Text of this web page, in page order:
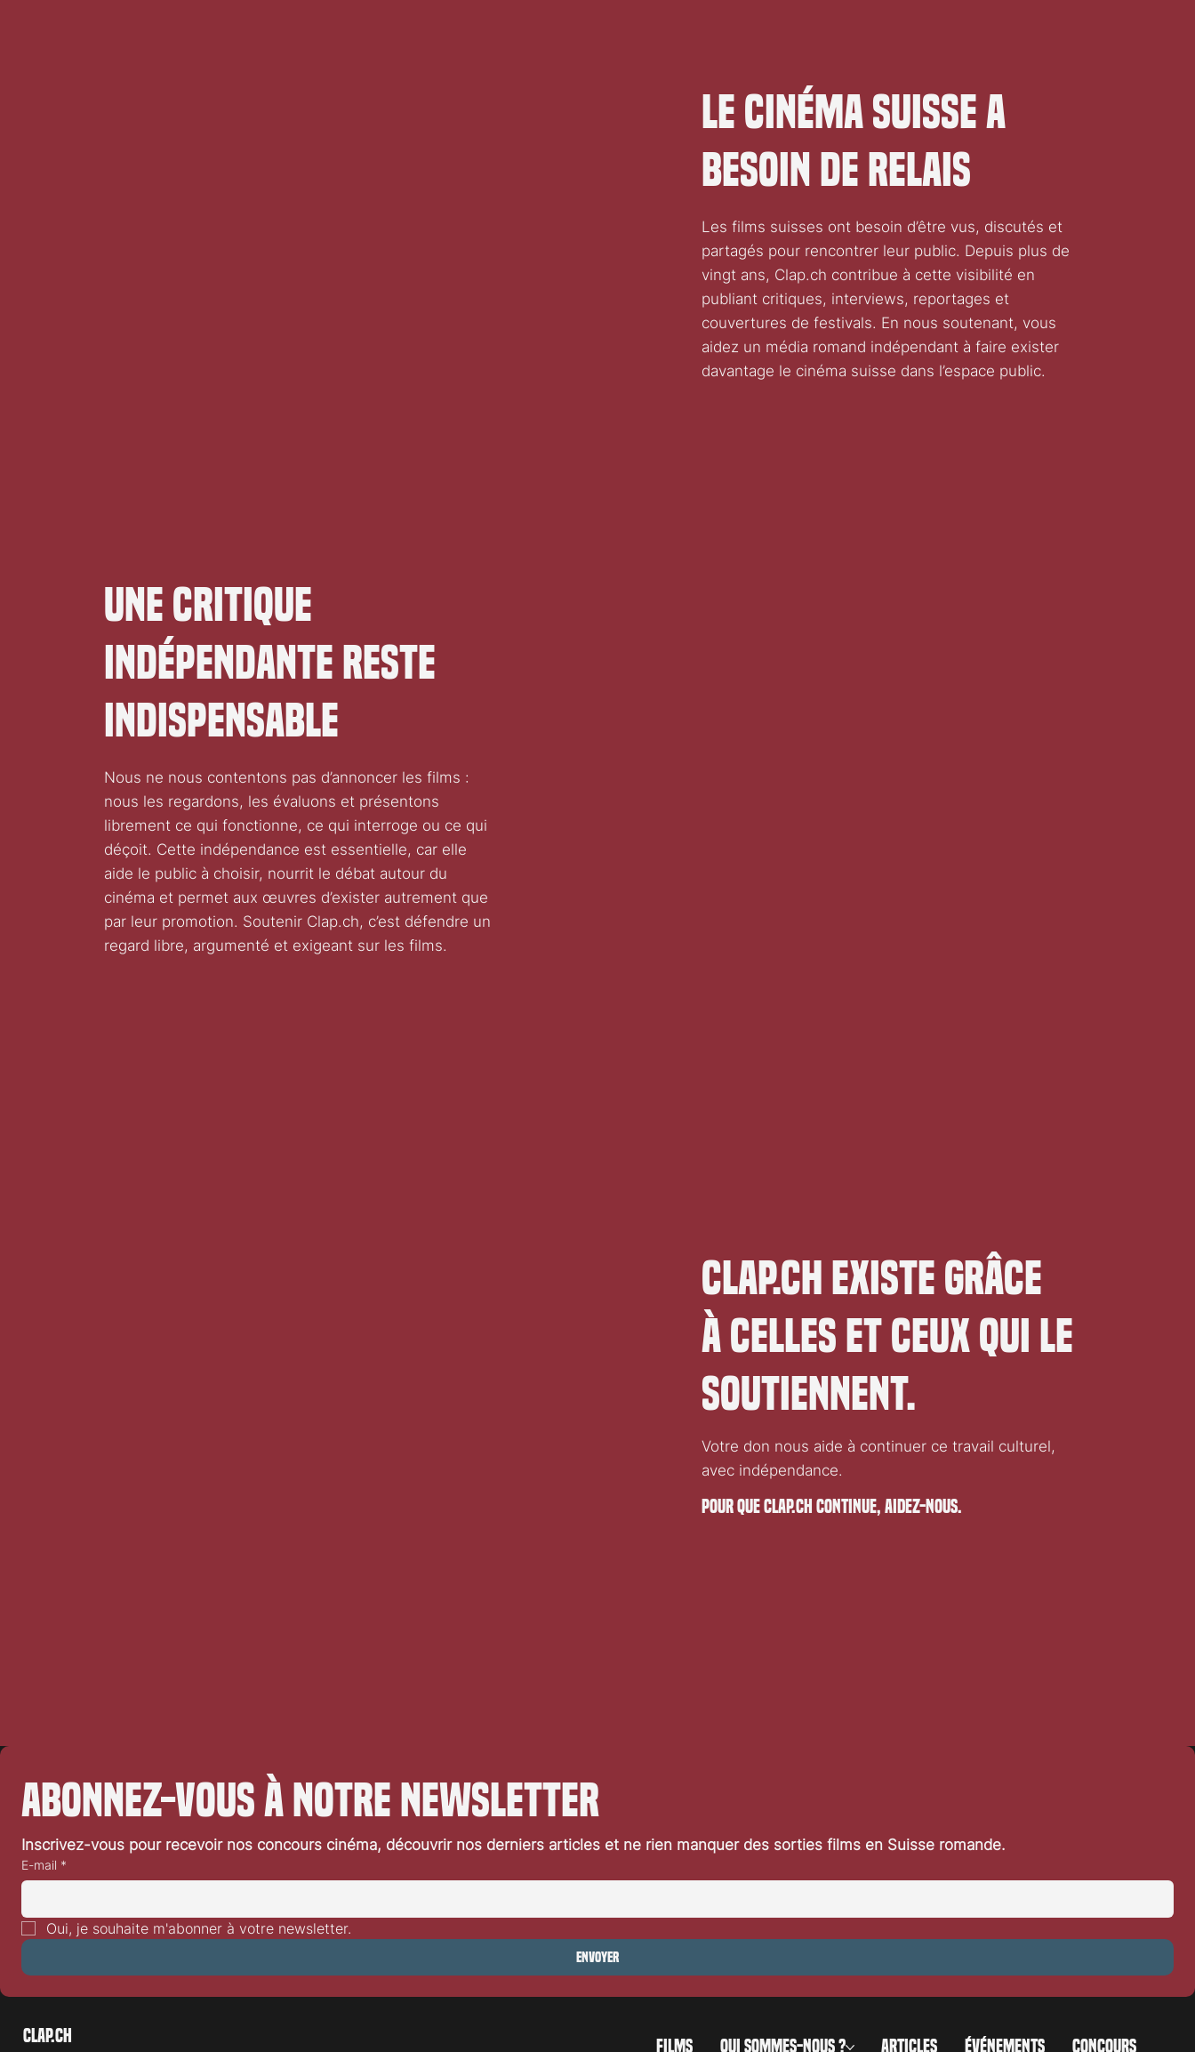
Le cinéma suisse a
besoin de relais
Les films suisses ont besoin d’être vus, discutés et
partagés pour rencontrer leur public. Depuis plus de
vingt ans, Clap.ch contribue à cette visibilité en
publiant critiques, interviews, reportages et
couvertures de festivals. En nous soutenant, vous
aidez un média romand indépendant à faire exister
davantage le cinéma suisse dans l’espace public.
Une critique
indépendante reste
indispensable
Nous ne nous contentons pas d’annoncer les films :
nous les regardons, les évaluons et présentons
librement ce qui fonctionne, ce qui interroge ou ce qui
déçoit. Cette indépendance est essentielle, car elle
aide le public à choisir, nourrit le débat autour du
cinéma et permet aux œuvres d’exister autrement que
par leur promotion. Soutenir Clap.ch, c’est défendre un
regard libre, argumenté et exigeant sur les films.
CLAP.CH EXISTE GRÂCE
À CELLES ET CEUX QUI LE
SOUTIENNENT.
Votre don nous aide à continuer ce travail culturel,
avec indépendance.
POUR QUE CLAP.CH CONTINUE, AIDEZ-NOUS.
Abonnez-vous à notre newsletter
Inscrivez-vous pour recevoir nos concours cinéma, découvrir nos derniers articles et ne rien manquer des sorties films en Suisse romande.
E-mail *
Oui, je souhaite m'abonner à votre newsletter.
Envoyer
Clap.ch
FILMS QUI SOMMES-NOUS ? ARTICLES ÉVÉNEMENTS CONCOURS